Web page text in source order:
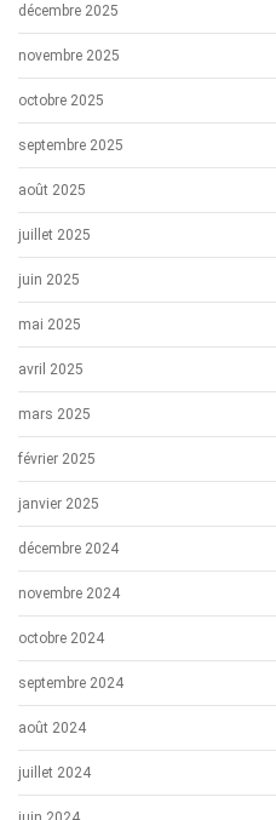
décembre 2025
novembre 2025
octobre 2025
septembre 2025
août 2025
juillet 2025
juin 2025
mai 2025
avril 2025
mars 2025
février 2025
janvier 2025
décembre 2024
novembre 2024
octobre 2024
septembre 2024
août 2024
juillet 2024